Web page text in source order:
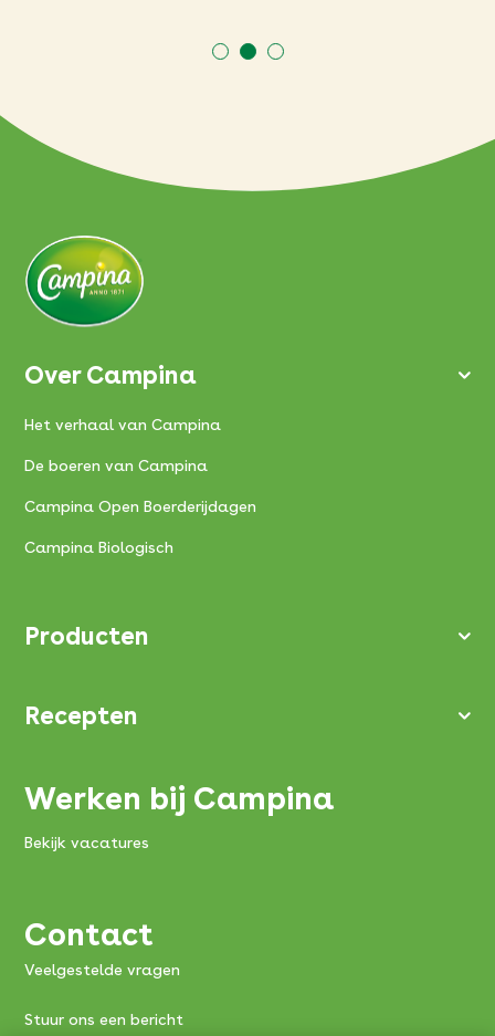
Over Campina
Het verhaal van Campina
De boeren van Campina
Campina Open Boerderijdagen
Campina Biologisch
Producten
Recepten
Werken bij Campina
Bekijk vacatures
Contact
Veelgestelde vragen
Stuur ons een bericht